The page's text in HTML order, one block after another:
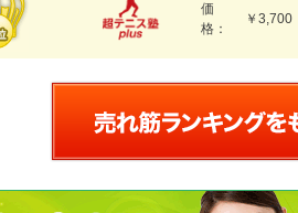
価
格：
￥3,700